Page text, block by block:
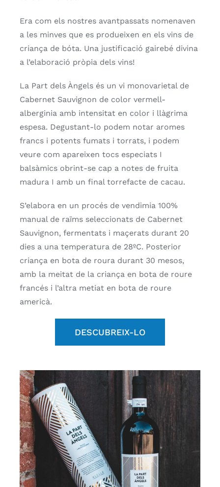
Era com els nostres avantpassats nomenaven
a les minves que es produeixen en els vins de
criança de bóta. Una justificació gairebé divina
a l’elaboració pròpia dels vins!
La Part dels Àngels és un vi monovarietal de
Cabernet Sauvignon de color vermell-
alberginia amb intensitat en color i llàgrima
espesa. Degustant-lo podem notar aromes
francs i potents fumats i torrats, i podem
veure com apareixen tocs especiats I
balsàmics obrint-se cap a notes de fruita
madura I amb un final torrefacte de cacau.
S’elabora en un procés de vendimia 100%
manual de raïms seleccionats de Cabernet
Sauvignon, fermentats i maçerats durant 20
dies a una temperatura de 28ºC. Posterior
criança en bota de roura durant 30 mesos,
amb la meitat de la criança en bota de roure
francés i l’altra metiat en bota de roure
americà.
DESCUBREIX-LO